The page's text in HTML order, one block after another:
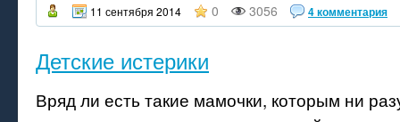
11 сентября 2014 0 3056 4 комментария
Детские истерики
Вряд ли есть такие мамочки, которым ни